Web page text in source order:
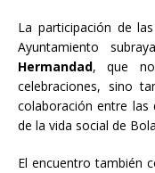
La participación de
Ayuntamiento
Hermandad, que
celebraciones, sino
colaboración entre
de la vida social de
El encuentro también